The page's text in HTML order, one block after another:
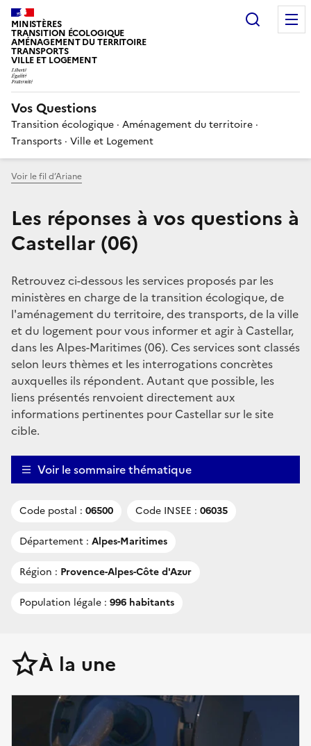
MINISTÈRES
TRANSITION ÉCOLOGIQUE
AMÉNAGEMENT DU TERRITOIRE
TRANSPORTS
VILLE ET LOGEMENT
Vos Questions
Transition écologique · Aménagement du territoire ·
Transports · Ville et Logement
Voir le fil d’Ariane
Les réponses à vos questions à
Castellar (06)
Retrouvez ci-dessous les services proposés par les
ministères en charge de la transition écologique, de
l'aménagement du territoire, des transports, de la ville
et du logement pour vous informer et agir à Castellar,
dans les Alpes-Maritimes (06). Ces services sont classés
selon leurs thèmes et les interrogations concrètes
auxquelles ils répondent. Autant que possible, les
liens présentés renvoient directement aux
informations pertinentes pour Castellar sur le site
cible.
Voir le sommaire thématique
Code postal : 06500 Code INSEE : 06035
Département : Alpes-Maritimes
Région : Provence-Alpes-Côte d'Azur
Population légale : 996 habitants
À la une